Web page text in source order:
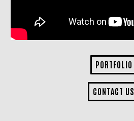
PORTFOLIO
CONTACT US